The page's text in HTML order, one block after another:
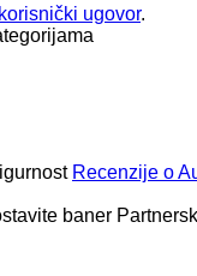
korisnički ugovor.
Recenzije o
baner